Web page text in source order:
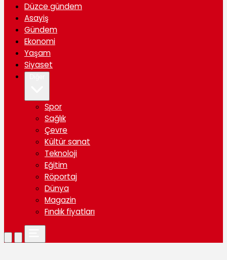
Düzce gündem
Asayiş
Gündem
Ekonomi
Yaşam
Siyaset
Spor
Sağlık
Çevre
Kültür sanat
Teknoloji
Eğitim
Röportaj
Dünya
Magazin
Fındık fiyatları